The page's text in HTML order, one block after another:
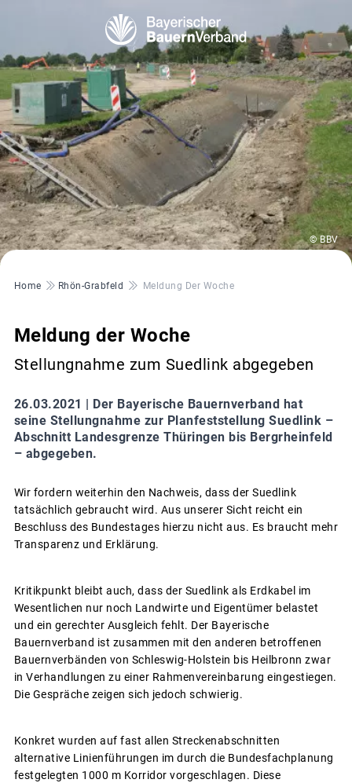
© BBV
Pfadnavigation
Home Rhön-Grabfeld Meldung Der Woche
Meldung der Woche
Stellungnahme zum Suedlink abgegeben
26.03.2021 | Der Bayerische Bauernverband hat
seine Stellungnahme zur Planfeststellung Suedlink –
Abschnitt Landesgrenze Thüringen bis Bergrheinfeld
– abgegeben.
Wir fordern weiterhin den Nachweis, dass der Suedlink
tatsächlich gebraucht wird. Aus unserer Sicht reicht ein
Beschluss des Bundestages hierzu nicht aus. Es braucht mehr
Transparenz und Erklärung.
Kritikpunkt bleibt auch, dass der Suedlink als Erdkabel im
Wesentlichen nur noch Landwirte und Eigentümer belastet
und ein gerechter Ausgleich fehlt. Der Bayerische
Bauernverband ist zusammen mit den anderen betroffenen
Bauernverbänden von Schleswig-Holstein bis Heilbronn zwar
in Verhandlungen zu einer Rahmenvereinbarung eingestiegen.
Die Gespräche zeigen sich jedoch schwierig.
Konkret wurden auf fast allen Streckenabschnitten
alternative Linienführungen im durch die Bundesfachplanung
festgelegten 1000 m Korridor vorgeschlagen. Diese